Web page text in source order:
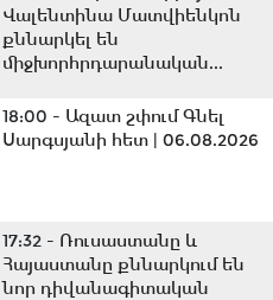
Վալենտինա Մատվիենկոն
քննարկել են
միջխորհրդարանական...
18:00 - Ազատ շփում Գնել
Սարգսյանի հետ | 06.08.2026
17:32 - Ռուսաստանը և
Հայաստանը քննարկում են
նոր դիվանագիտական